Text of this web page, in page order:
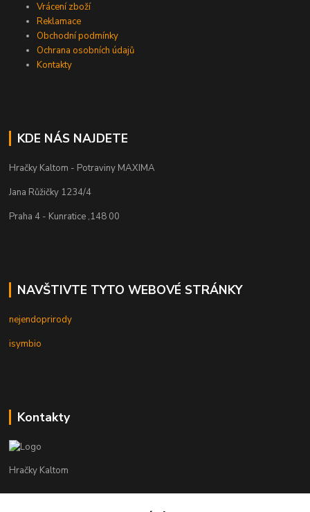
Vrácení zboží
Reklamace
Obchodní podmínky
Ochrana osobních údajů
Kontakty
KDE NÁS NAJDETE
Hračky Kaltom - Potraviny MAXIMA
Jana Růžičky 1234/4
Praha 4 - Kunratice ,148 00
NAVŠTIVTE TYTO WEBOVÉ STRÁNKY
nejendoprirody
isymbio
Kontakty
Hračky Kaltom